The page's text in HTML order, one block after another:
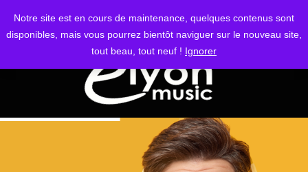
Notre site est en cours de maintenance, quelques contenus sont
disponibles, mais vous pourrez bientôt naviguer sur le nouveau site,
tout beau, tout neuf ! Ignorer
S'IDENTIFIER